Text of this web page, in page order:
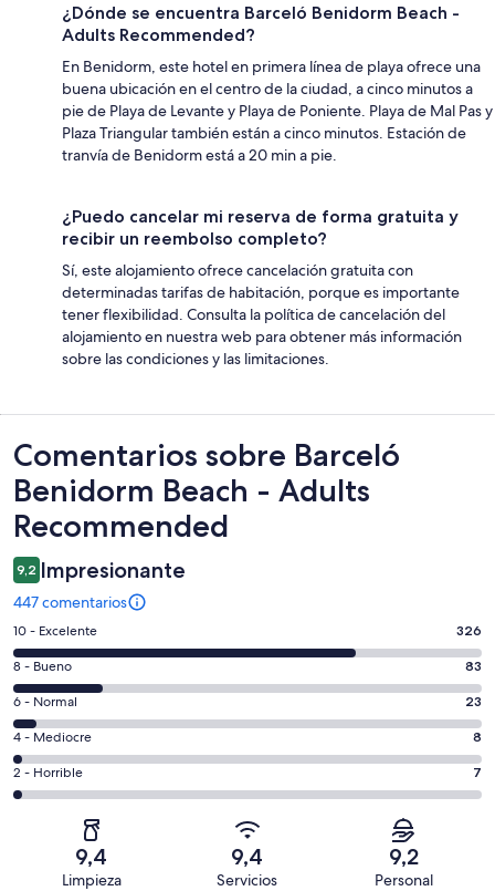
¿Dónde se encuentra Barceló Benidorm Beach -
Adults Recommended?
En Benidorm, este hotel en primera línea de playa ofrece una
buena ubicación en el centro de la ciudad, a cinco minutos a
pie de Playa de Levante y Playa de Poniente. Playa de Mal Pas y
Plaza Triangular también están a cinco minutos. Estación de
tranvía de Benidorm está a 20 min a pie.
¿Puedo cancelar mi reserva de forma gratuita y
recibir un reembolso completo?
Sí, este alojamiento ofrece cancelación gratuita con
determinadas tarifas de habitación, porque es importante
tener flexibilidad. Consulta la política de cancelación del
alojamiento en nuestra web para obtener más información
sobre las condiciones y las limitaciones.
Comentarios
Comentarios sobre Barceló
Benidorm Beach - Adults
Recommended
9,2 Impresionante
447 comentarios
326
comentarios
de
un
total
de
447
con
puntuación
10 - Excelente 326
83
comentarios
de
un
total
de
puntuación
8 - Bueno 83
23
comentarios
de
un
total
6 - Normal 23
8
comentarios
de
4 - Mediocre 8
7
comentarios
2 - Horrible 7
9,4
Limpieza
9,4
Servicios
9,2
Personal